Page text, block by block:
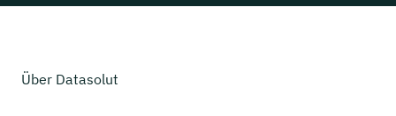
Über Datasolut